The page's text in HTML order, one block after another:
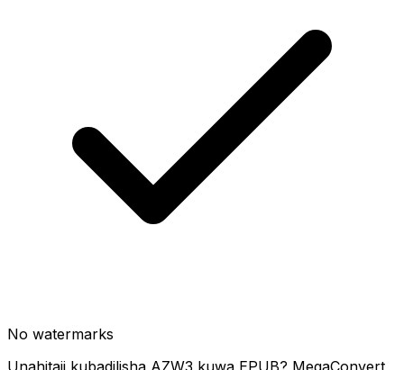
No watermarks
Unahitaji kubadilisha AZW3 kuwa EPUB? MegaConvert